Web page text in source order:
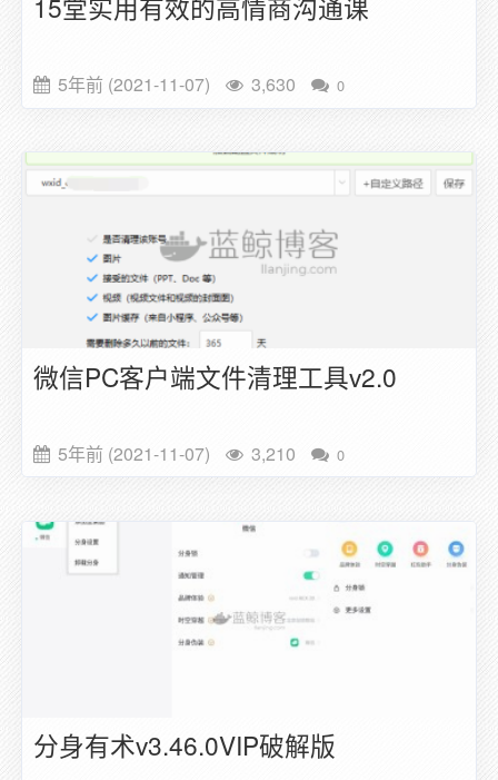
5年前 (2021-11-07) 3,630 0
微信PC客户端文件清理工具v2.0
5年前 (2021-11-07) 3,210 0
分身有术v3.46.0VIP破解版